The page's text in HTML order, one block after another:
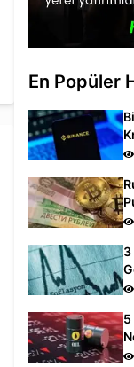
En Popüler
3
5